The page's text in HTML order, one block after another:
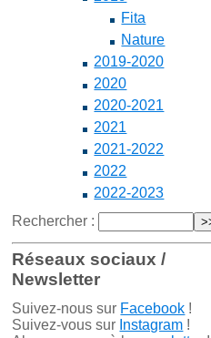
Fita
Nature
2019-2020
2020
2020-2021
2021
2021-2022
2022
2022-2023
Rechercher :
Réseaux sociaux /
Newsletter
Suivez-nous sur Facebook !
Suivez-vous sur Instagram !